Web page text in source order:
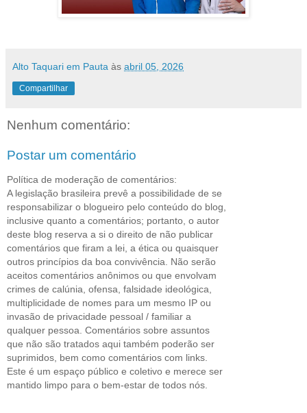
Alto Taquari em Pauta às abril 05, 2026
Compartilhar
Nenhum comentário:
Postar um comentário
Política de moderação de comentários:
A legislação brasileira prevê a possibilidade de se
responsabilizar o blogueiro pelo conteúdo do blog,
inclusive quanto a comentários; portanto, o autor
deste blog reserva a si o direito de não publicar
comentários que firam a lei, a ética ou quaisquer
outros princípios da boa convivência. Não serão
aceitos comentários anônimos ou que envolvam
crimes de calúnia, ofensa, falsidade ideológica,
multiplicidade de nomes para um mesmo IP ou
invasão de privacidade pessoal / familiar a
qualquer pessoa. Comentários sobre assuntos
que não são tratados aqui também poderão ser
suprimidos, bem como comentários com links.
Este é um espaço público e coletivo e merece ser
mantido limpo para o bem-estar de todos nós.